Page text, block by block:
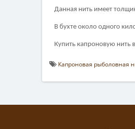
Данная нить имеет
В бухте около одного
Купить капроновую
Капроновая рыболовная